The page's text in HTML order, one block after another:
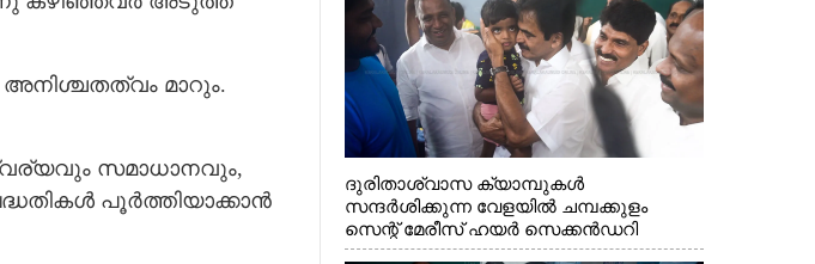
അനിശ്ചതത്വം മാറും.
സമാധാനവും,
പൂര്‍ത്തിയാക്കാന്‍
ദുരിതാശ്വാസ ക്യാമ്പുകൾ
സന്ദർശിക്കുന്ന വേളയിൽ ചമ്പക്കുളം
സെന്റ് മേരീസ് ഹയർ സെക്കൻഡറി
സ്കൂളിലെ ക്യാമ്പിലെത്തിയ എ.ഐ.സി.സി